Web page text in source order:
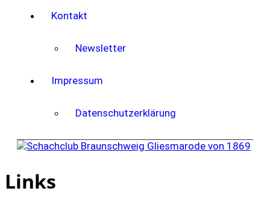
Kontakt
Newsletter
Impressum
Datenschutzerklärung
Links